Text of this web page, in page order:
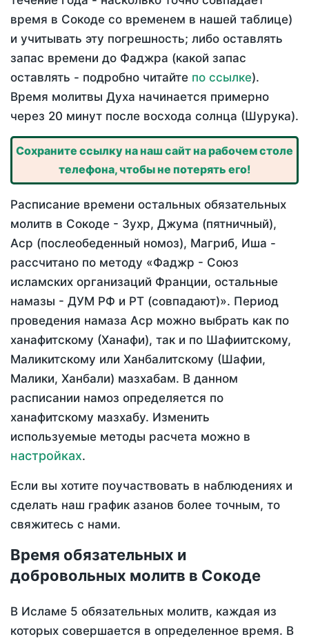
время в Сокоде со временем в нашей таблице)
и учитывать эту погрешность; либо оставлять
запас времени до Фаджра (какой запас
оставлять - подробно читайте по ссылке).
Время молитвы Духа начинается примерно
через 20 минут после восхода солнца (Шурука).
Сохраните ссылку на наш сайт на рабочем столе
телефона, чтобы не потерять его!
Расписание времени остальных обязательных
молитв в Сокоде - Зухр, Джума (пятничный),
Аср (послеобеденный номоз), Магриб, Иша -
рассчитано по методу «Фаджр - Союз
исламских организаций Франции, остальные
намазы - ДУМ РФ и РТ (совпадают)». Период
проведения намаза Аср можно выбрать как по
ханафитскому (Ханафи), так и по Шафиитскому,
Маликитскому или Ханбалитскому (Шафии,
Малики, Ханбали) мазхабам. В данном
расписании намоз определяется по
ханафитскому мазхабу. Изменить
используемые методы расчета можно в
настройках.
Если вы хотите поучаствовать в наблюдениях и
сделать наш график азанов более точным, то
свяжитесь с нами.
Время обязательных и
добровольных молитв в Сокоде
В Исламе 5 обязательных молитв, каждая из
которых совершается в определенное время. В